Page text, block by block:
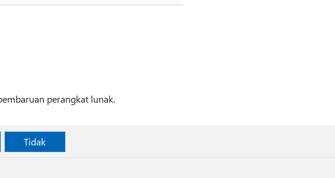
perangkat lunak.
Tidak